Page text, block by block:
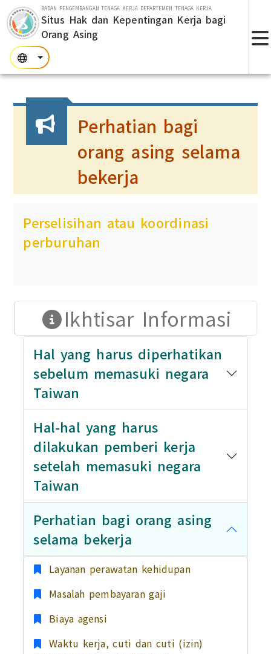
Lompat ke bagian utama
BADAN PENGEMBANGAN TENAGA KERJA DEPARTEMEN TENAGA KERJA
Situs Hak dan Kepentingan Kerja bagi
Orang Asing
:::
:::
Perhatian bagi
orang asing selama
bekerja
Perselisihan atau koordinasi
perburuhan
Ikhtisar Informasi
Hal yang harus diperhatikan
sebelum memasuki negara
Taiwan
Hal-hal yang harus
dilakukan pemberi kerja
setelah memasuki negara
Taiwan
Perhatian bagi orang asing
selama bekerja
Layanan perawatan kehidupan
Masalah pembayaran gaji
Biaya agensi
Waktu kerja, cuti dan cuti (izin)